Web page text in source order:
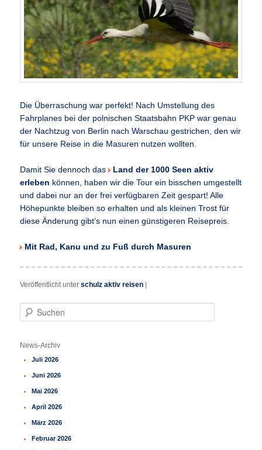
Die Überraschung war perfekt! Nach Umstellung des
Fahrplanes bei der polnischen Staatsbahn PKP war genau
der Nachtzug von Berlin nach Warschau gestrichen, den wir
für unsere Reise in die Masuren nutzen wollten.
Damit Sie dennoch das Land der 1000 Seen aktiv
erleben können, haben wir die Tour ein bisschen umgestellt
und dabei nur an der frei verfügbaren Zeit gespart! Alle
Höhepunkte bleiben so erhalten und als kleinen Trost für
diese Änderung gibt’s nun einen günstigeren Reisepreis.
Mit Rad, Kanu und zu Fuß durch Masuren
Veröffentlicht unter schulz aktiv reisen
u
h
n
News-Archiv
Juli 2026
Juni 2026
Mai 2026
April 2026
März 2026
Februar 2026